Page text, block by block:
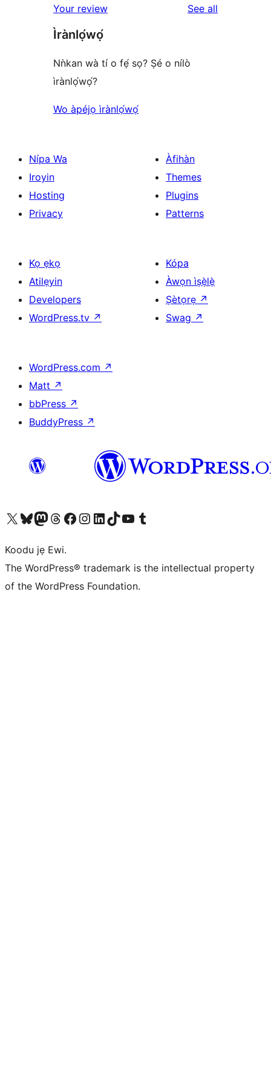
reviews
star
reviews
Your review See all
Ìrànlọ́wọ́
Nǹkan wà tí o fẹ́ sọ? Ṣé o nílò
ìrànlọ́wọ́?
Wo àpéjọ ìrànlọ́wọ́
Nípa Wa
Iroyin
Hosting
Privacy
Àfihàn
Themes
Plugins
Patterns
Kọ ẹkọ
Atilẹyin
Developers
WordPress.tv ↗
Kópa
Àwọn ìṣẹ̀lẹ̀
Ṣètọrẹ ↗
Swag ↗
WordPress.com ↗
Matt ↗
bbPress ↗
BuddyPress ↗
Ṣabẹwo sí àkàùntù X (Twitter tẹ́lẹ̀) waBẹwo akanti Bluesky waLọ sí àkáǹtì Mastodon waBẹwo akanti Threads waṢabẹwo si Facebook waVisit our Instagram account
Visit our LinkedIn account
Bẹwo akanti TikTok waVisit our YouTube channel
Bẹwo akanti Tumblr wa
Koodu jẹ Ewi.
The WordPress® trademark is the intellectual property
of the WordPress Foundation.